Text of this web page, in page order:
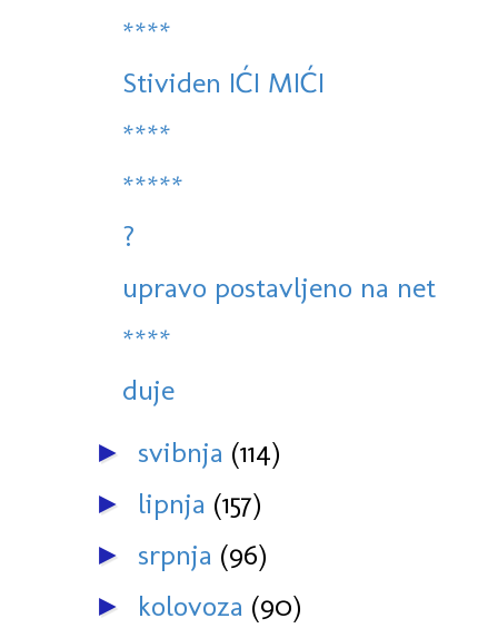
****
Stividen IĆI MIĆI
****
*****
?
upravo postavljeno na net
****
duje
► svibnja (114)
► lipnja (157)
► srpnja (96)
► kolovoza (90)